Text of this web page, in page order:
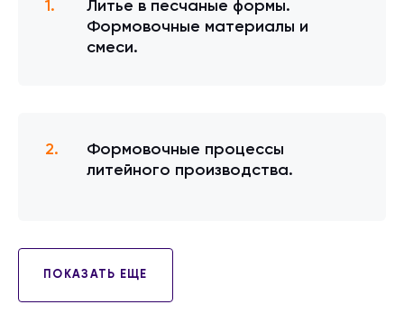
Литье в песчаные формы.
Формовочные материалы и
смеси.
Формовочные процессы
литейного производства.
ПОКАЗАТЬ ЕЩЕ